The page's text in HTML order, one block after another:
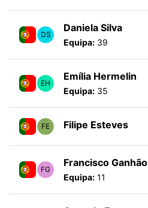
DS
Daniela Silva
Equipa: 39
EH
Emília Hermelin
Equipa: 35
FE Filipe Esteves
FG
Francisco Ganhão
Equipa: 11